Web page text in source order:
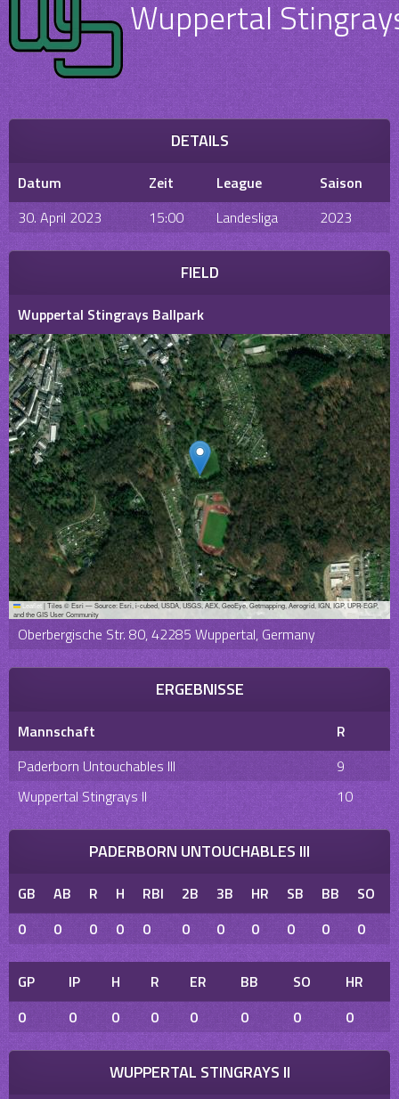
Wuppertal
DETAILS
Datum Zeit League
Saison
30. April 2023
15:00 Landesliga 2023
FIELD
Wuppertal Stingrays Ballpark
Leaflet |Tiles © Esri — Source: Esri, i-cubed, USDA, USGS, AEX, GeoEye, Getmapping, Aerogrid, IGN, IGP, UPR-EGP,
and the GIS User Community
Oberbergische Str. 80, 42285 Wuppertal, Germany
ERGEBNISSE
Mannschaft
R
Paderborn Untouchables III
9
Wuppertal Stingrays II
10
PADERBORN UNTOUCHABLES III
GB AB R H RBI 2B 3B HR SB BB SO
0
0 0 0 0 0 0 0 0 0 0
GP IP H R ER BB SO
HR
0
0 0 0 0 0 0 0
WUPPERTAL STINGRAYS II